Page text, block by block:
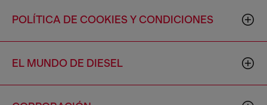
POLÍTICA DE COOKIES Y CONDICIONES
EL MUNDO DE DIESEL